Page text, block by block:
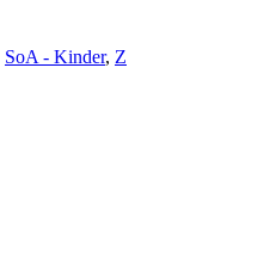
SoA - Kinder, Z